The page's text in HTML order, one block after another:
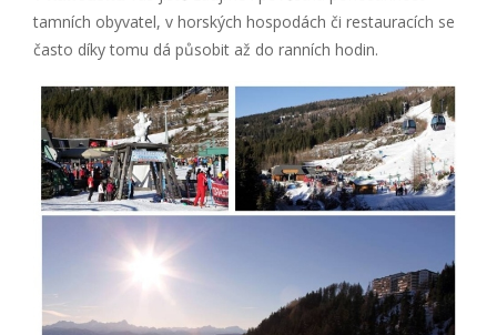
tamních obyvatel, v horských hospodách či restauracích se
často díky tomu dá působit až do ranních hodin.